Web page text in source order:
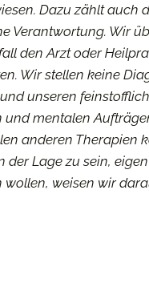
Dazu zählt auch
Verantwortung. Wir
den Arzt oder
Wir stellen keine
unseren
mentalen
anderen Therapien
Lage zu sein,
weisen wir